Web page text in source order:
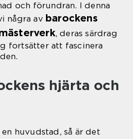
och förundran. I denna
några av barockens
, deras särdrag
fortsätter att fascinera
hjärta och
huvudstad, så är det